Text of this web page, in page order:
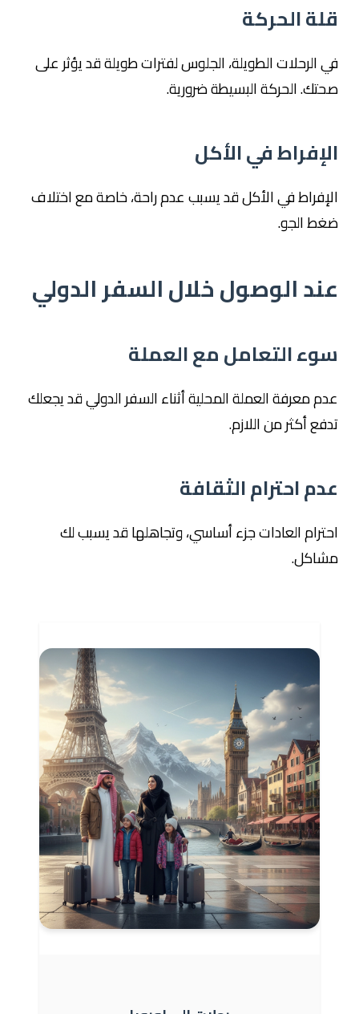
قلة الحركة
في الرحلات الطويلة، الجلوس لفترات طويلة قد يؤثر على
صحتك. الحركة البسيطة ضرورية.
الإفراط في الأكل
الإفراط في الأكل قد يسبب عدم راحة، خاصة مع اختلاف
ضغط الجو.
عند الوصول خلال السفر الدولي
سوء التعامل مع العملة
عدم معرفة العملة المحلية أثناء السفر الدولي قد يجعلك
تدفع أكثر من اللازم.
عدم احترام الثقافة
احترام العادات جزء أساسي، وتجاهلها قد يسبب لك
مشاكل.